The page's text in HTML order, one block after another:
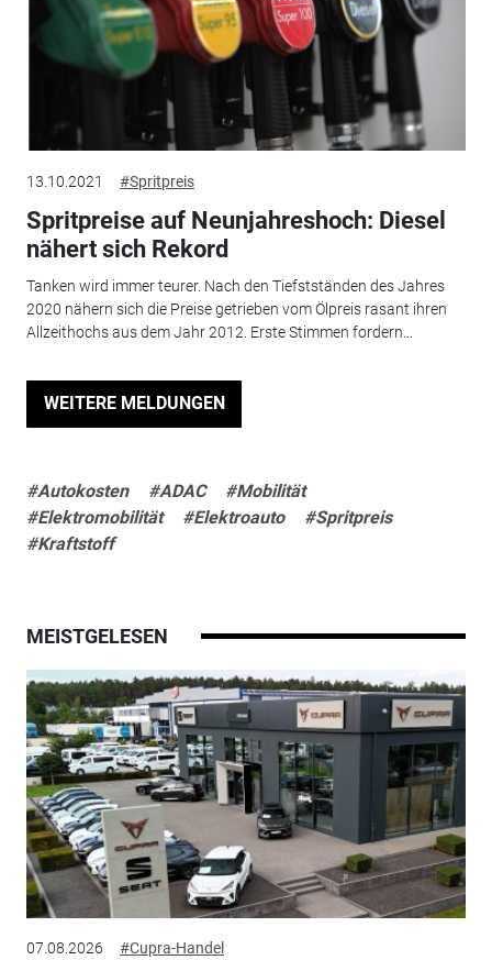
13.10.2021 #Spritpreis
Spritpreise auf Neunjahreshoch: Diesel
nähert sich Rekord
Tanken wird immer teurer. Nach den Tiefstständen des Jahres
2020 nähern sich die Preise getrieben vom Ölpreis rasant ihren
Allzeithochs aus dem Jahr 2012. Erste Stimmen fordern...
WEITERE MELDUNGEN
#Autokosten #ADAC
#Mobilität
#Elektromobilität
#Elektroauto
#Spritpreis
#Kraftstoff
MEISTGELESEN
07.08.2026 #Cupra-Handel